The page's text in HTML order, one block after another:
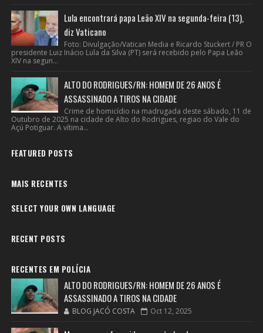
Lula encontrará papa Leão XIV na segunda-feira (13),
diz Vaticano
Foto: Divulgação/Vatican Media e Ricardo Stuckert / PR O
presidente Luiz Inácio Lula da Silva (PT) será recebido pelo Papa Leão
XIV na segun...
ALTO DO RODRIGUES/RN: HOMEM DE 26 ANOS É
ASSASSINADO A TIROS NA CIDADE
Crime de homicídio na madrugada deste sábado, 11 de
Outubro de 2025 na cidade de Alto do Rodrigues, regiao do Vale do
Açú Potiguar. A vítima...
FEATURED POSTS
MAIS RECENTES
SELECT YOUR OWN LANGUAGE
RECENT POSTS
RECENTES EM POLÍCIA
ALTO DO RODRIGUES/RN: HOMEM DE 26 ANOS É
ASSASSINADO A TIROS NA CIDADE
BLOG JACÓ COSTA Oct 12, 2025